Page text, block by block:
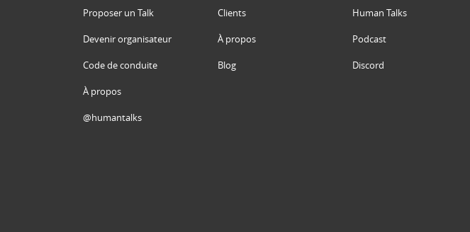
Proposer un Talk
Devenir organisateur
Code de conduite
À propos
@humantalks
Clients
À propos
Blog
Human Talks
Podcast
Discord